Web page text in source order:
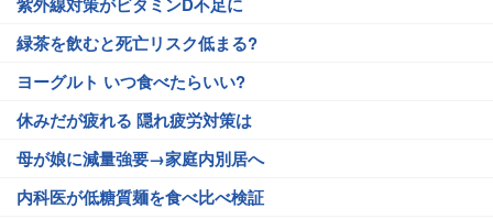
緑茶を飲むと死亡リスク低まる?
ヨーグルト いつ食べたらいい?
休みだが疲れる 隠れ疲労対策は
母が娘に減量強要→家庭内別居へ
内科医が低糖質麺を食べ比べ検証